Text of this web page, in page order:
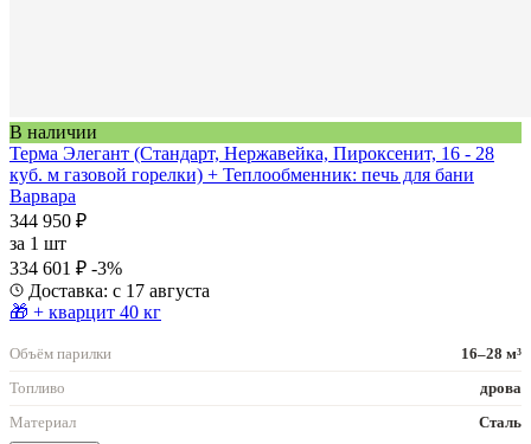
В наличии
Терма Элегант (Стандарт, Нержавейка, Пироксенит, 16 - 28
куб. м газовой горелки) + Теплообменник: печь для бани
Варвара
344 950 ₽
за 1 шт
334 601 ₽ -3%
Доставка: с 17 августа
🎁 + кварцит 40 кг
Объём парилки
16–28 м³
Топливо
дрова
Материал
Сталь